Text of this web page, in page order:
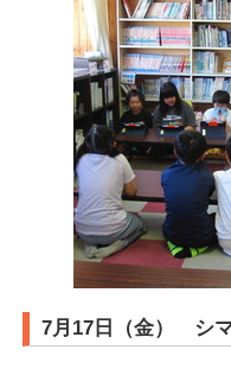
7月17日（金） シマ